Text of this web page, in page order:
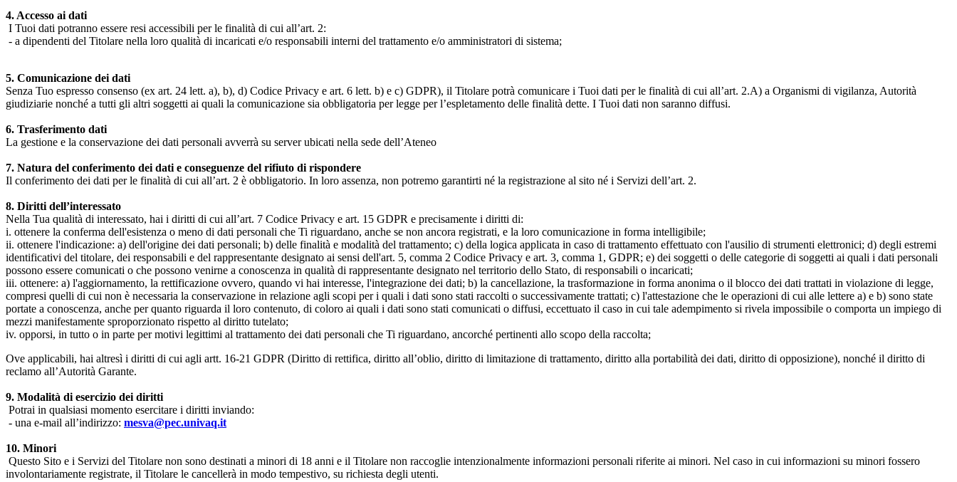
4. Accesso ai dati
I Tuoi dati potranno essere resi accessibili per le finalità di cui all’art. 2:
- a dipendenti del Titolare nella loro qualità di incaricati e/o responsabili interni del trattamento e/o amministratori di sistema;
5. Comunicazione dei dati
Senza Tuo espresso consenso (ex art. 24 lett. a), b), d) Codice Privacy e art. 6 lett. b) e c) GDPR), il Titolare potrà comunicare i Tuoi dati per le finalità di cui all’art. 2.A) a Organismi di vigilanza, Autorità
giudiziarie nonché a tutti gli altri soggetti ai quali la comunicazione sia obbligatoria per legge per l’espletamento delle finalità dette. I Tuoi dati non saranno diffusi.
6. Trasferimento dati
La gestione e la conservazione dei dati personali avverrà su server ubicati nella sede dell’Ateneo
7. Natura del conferimento dei dati e conseguenze del rifiuto di rispondere
Il conferimento dei dati per le finalità di cui all’art. 2 è obbligatorio. In loro assenza, non potremo garantirti né la registrazione al sito né i Servizi dell’art. 2.
8. Diritti dell’interessato
Nella Tua qualità di interessato, hai i diritti di cui all’art. 7 Codice Privacy e art. 15 GDPR e precisamente i diritti di:
i. ottenere la conferma dell'esistenza o meno di dati personali che Ti riguardano, anche se non ancora registrati, e la loro comunicazione in forma intelligibile;
ii. ottenere l'indicazione: a) dell'origine dei dati personali; b) delle finalità e modalità del trattamento; c) della logica applicata in caso di trattamento effettuato con l'ausilio di strumenti elettronici; d) degli estremi
identificativi del titolare, dei responsabili e del rappresentante designato ai sensi dell'art. 5, comma 2 Codice Privacy e art. 3, comma 1, GDPR; e) dei soggetti o delle categorie di soggetti ai quali i dati personali
possono essere comunicati o che possono venirne a conoscenza in qualità di rappresentante designato nel territorio dello Stato, di responsabili o incaricati;
iii. ottenere: a) l'aggiornamento, la rettificazione ovvero, quando vi hai interesse, l'integrazione dei dati; b) la cancellazione, la trasformazione in forma anonima o il blocco dei dati trattati in violazione di legge,
compresi quelli di cui non è necessaria la conservazione in relazione agli scopi per i quali i dati sono stati raccolti o successivamente trattati; c) l'attestazione che le operazioni di cui alle lettere a) e b) sono state
portate a conoscenza, anche per quanto riguarda il loro contenuto, di coloro ai quali i dati sono stati comunicati o diffusi, eccettuato il caso in cui tale adempimento si rivela impossibile o comporta un impiego di
mezzi manifestamente sproporzionato rispetto al diritto tutelato;
iv. opporsi, in tutto o in parte per motivi legittimi al trattamento dei dati personali che Ti riguardano, ancorché pertinenti allo scopo della raccolta;
Ove applicabili, hai altresì i diritti di cui agli artt. 16-21 GDPR (Diritto di rettifica, diritto all’oblio, diritto di limitazione di trattamento, diritto alla portabilità dei dati, diritto di opposizione), nonché il diritto di
reclamo all’Autorità Garante.
9. Modalità di esercizio dei diritti
Potrai in qualsiasi momento esercitare i diritti inviando:
- una e-mail all’indirizzo: mesva@pec.univaq.it
10. Minori
Questo Sito e i Servizi del Titolare non sono destinati a minori di 18 anni e il Titolare non raccoglie intenzionalmente informazioni personali riferite ai minori. Nel caso in cui informazioni su minori fossero
involontariamente registrate, il Titolare le cancellerà in modo tempestivo, su richiesta degli utenti.